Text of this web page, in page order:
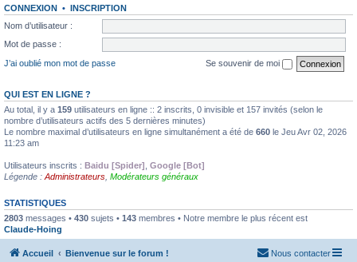
CONNEXION • INSCRIPTION
Nom d’utilisateur :
Mot de passe :
J’ai oublié mon mot de passe
Se souvenir de moi
QUI EST EN LIGNE ?
Au total, il y a 159 utilisateurs en ligne :: 2 inscrits, 0 invisible et 157 invités (selon le
nombre d’utilisateurs actifs des 5 dernières minutes)
Le nombre maximal d’utilisateurs en ligne simultanément a été de 660 le Jeu Avr 02, 2026
11:23 am
Utilisateurs inscrits : Baidu [Spider] Google [Bot]
Légende : Administrateurs Modérateurs généraux
STATISTIQUES
2803 messages • 430 sujets • 143 membres • Notre membre le plus récent est
Claude-Hoing
Accueil Bienvenue sur le forum ! Nous contacter